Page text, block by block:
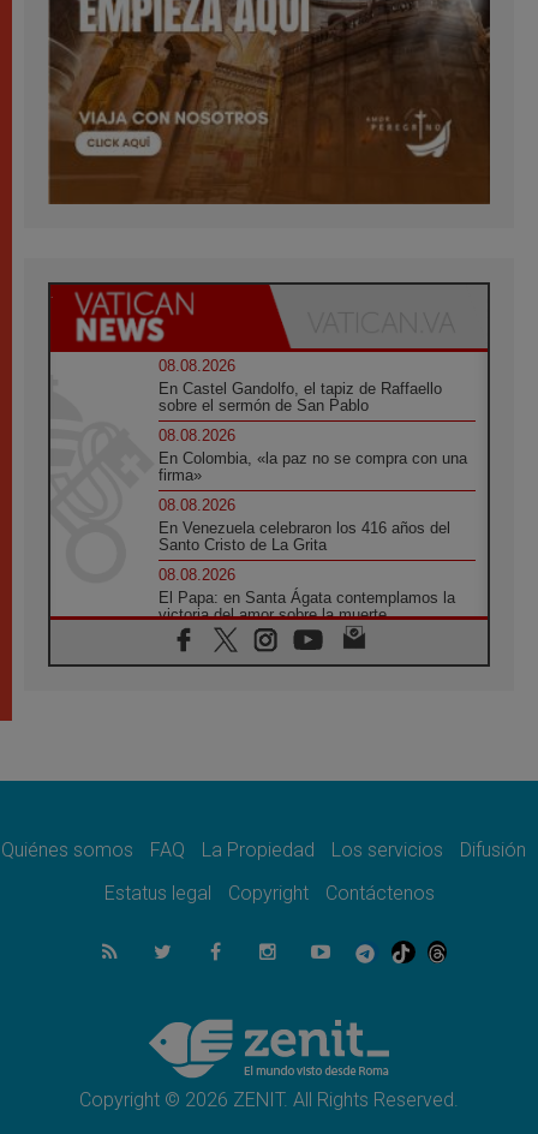
08.08.2026
En Castel Gandolfo, el tapiz de Raffaello
sobre el sermón de San Pablo
08.08.2026
En Colombia, «la paz no se compra con una
firma»
08.08.2026
En Venezuela celebraron los 416 años del
Santo Cristo de La Grita
08.08.2026
El Papa: en Santa Ágata contemplamos la
victoria del amor sobre la muerte
08.08.2026
León XIV visitará el Santuario de la Madre
07.08.2026
07.08.2026
el compromiso del cristiano"
La matanza de niños en Gaza no cesa: 300
muertos en 300 días
Tagle: La guerra desfigura el mundo, solo la
revelación de Dios lo transfigura
Quiénes somos FAQ La Propiedad Los servicios
Difusión
Estatus legal
Copyright Contáctenos
Copyright © 2026 ZENIT. All Rights Reserved.